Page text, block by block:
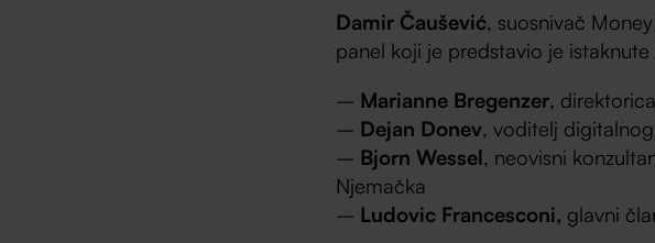
Damir Čaušević, suosnivač
panel koji je predstavio je
– Marianne Bregenzer, direktorica
– Dejan Donev, voditelj
– Bjorn Wessel, neovisni
Njemačka
– Ludovic Francesconi, glavni